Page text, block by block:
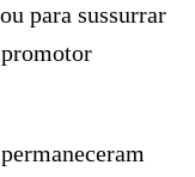
para sussurrar